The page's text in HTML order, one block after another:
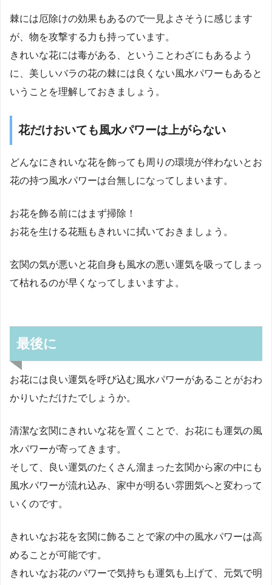
棘には厄除けの効果もあるので一見よさそうに感じます
が、物を攻撃する力も持っています。
きれいな花には毒がある、ということわざにもあるよう
に、美しいバラの花の棘には良くない風水パワーもあると
いうことを理解しておきましょう。
花だけおいても風水パワーは上がらない
どんなにきれいな花を飾っても周りの環境が伴わないとお
花の持つ風水パワーは台無しになってしまいます。
お花を飾る前にはまず掃除！
お花を生ける花瓶もきれいに拭いておきましょう。
玄関の気が悪いと花自身も風水の悪い運気を吸ってしまっ
て枯れるのが早くなってしまいますよ。
最後に
お花には良い運気を呼び込む風水パワーがあることがおわ
かりいただけたでしょうか。
清潔な玄関にきれいな花を置くことで、お花にも運気の風
水パワーが寄ってきます。
そして、良い運気のたくさん溜まった玄関から家の中にも
風水パワーが流れ込み、家中が明るい雰囲気へと変わって
いくのです。
きれいなお花を玄関に飾ることで家の中の風水パワーは高
めることが可能です。
きれいなお花のパワーで気持ちも運気も上げて、元気で明